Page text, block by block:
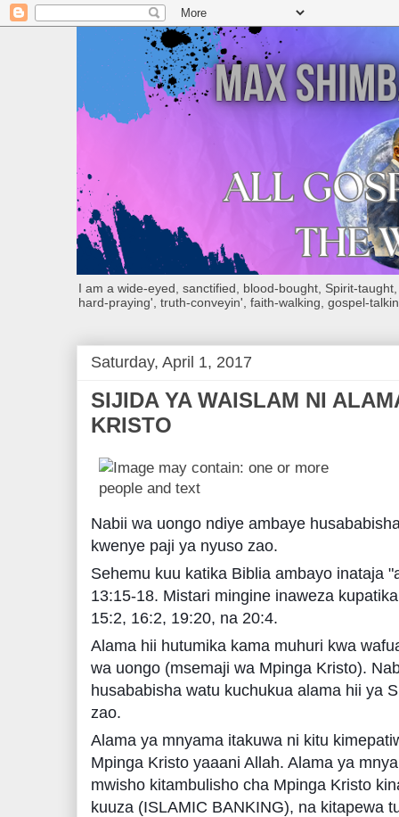
I am a wide-eyed, sanctified, blood-bought, Spirit-
hard-praying', truth-conveyin', faith-walking, gospel-
Saturday, April 1, 2017
SIJIDA YA WAISLAM NI
KRISTO
Nabii wa uongo ndiye ambaye
kwenye paji ya nyuso zao.
Sehemu kuu katika Biblia ambayo inataja
13:15-18. Mistari mingine inaweza
15:2, 16:2, 19:20, na 20:4.
Alama hii hutumika kama muhuri kwa
wa uongo (msemaji wa Mpinga Kristo).
husababisha watu kuchukua alama hii ya
zao.
Alama ya mnyama itakuwa ni kitu
Mpinga Kristo yaaani Allah. Alama ya
mwisho kitambulisho cha Mpinga Kristo
kuuza (ISLAMIC BANKING), na kitapewa